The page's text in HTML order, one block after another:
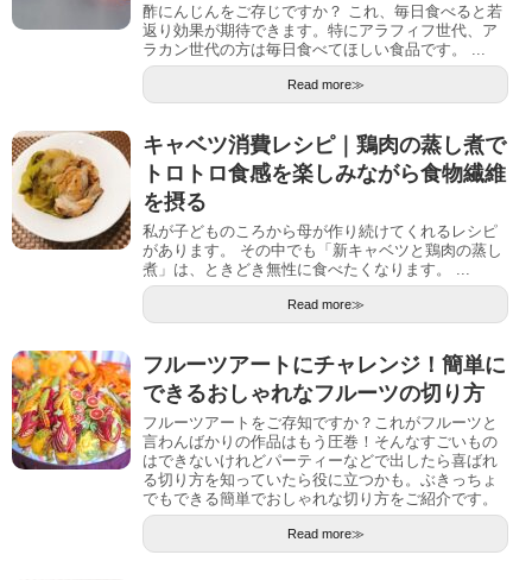
酢にんじんをご存じですか？ これ、毎日食べると若
返り効果が期待できます。特にアラフィフ世代、ア
ラカン世代の方は毎日食べてほしい食品です。 ...
Read more≫
キャベツ消費レシピ｜鶏肉の蒸し煮で
トロトロ食感を楽しみながら食物繊維
を摂る
私が子どものころから母が作り続けてくれるレシピ
があります。 その中でも「新キャベツと鶏肉の蒸し
煮」は、ときどき無性に食べたくなります。 ...
Read more≫
フルーツアートにチャレンジ！簡単に
できるおしゃれなフルーツの切り方
フルーツアートをご存知ですか？これがフルーツと
言わんばかりの作品はもう圧巻！そんなすごいもの
はできないけれどパーティーなどで出したら喜ばれ
る切り方を知っていたら役に立つかも。ぶきっちょ
でもできる簡単でおしゃれな切り方をご紹介です。
Read more≫